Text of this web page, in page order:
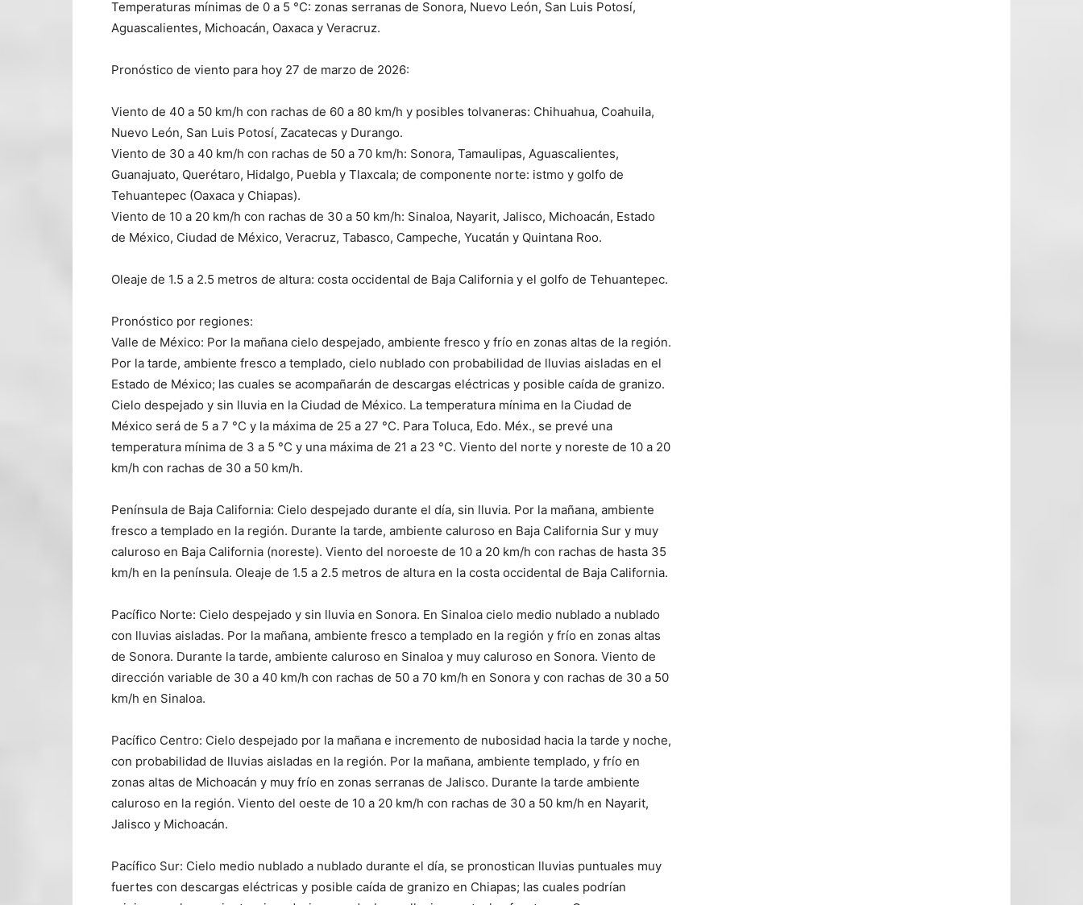
Temperaturas mínimas de 0 a 5 °C: zonas serranas de Sonora, Nuevo León, San Luis Potosí,
Aguascalientes, Michoacán, Oaxaca y Veracruz.
Pronóstico de viento para hoy 27 de marzo de 2026:
Viento de 40 a 50 km/h con rachas de 60 a 80 km/h y posibles tolvaneras: Chihuahua, Coahuila,
Nuevo León, San Luis Potosí, Zacatecas y Durango.
Viento de 30 a 40 km/h con rachas de 50 a 70 km/h: Sonora, Tamaulipas, Aguascalientes,
Guanajuato, Querétaro, Hidalgo, Puebla y Tlaxcala; de componente norte: istmo y golfo de
Tehuantepec (Oaxaca y Chiapas).
Viento de 10 a 20 km/h con rachas de 30 a 50 km/h: Sinaloa, Nayarit, Jalisco, Michoacán, Estado
de México, Ciudad de México, Veracruz, Tabasco, Campeche, Yucatán y Quintana Roo.
Oleaje de 1.5 a 2.5 metros de altura: costa occidental de Baja California y el golfo de Tehuantepec.
Pronóstico por regiones:
Valle de México: Por la mañana cielo despejado, ambiente fresco y frío en zonas altas de la región.
Por la tarde, ambiente fresco a templado, cielo nublado con probabilidad de lluvias aisladas en el
Estado de México; las cuales se acompañarán de descargas eléctricas y posible caída de granizo.
Cielo despejado y sin lluvia en la Ciudad de México. La temperatura mínima en la Ciudad de
México será de 5 a 7 °C y la máxima de 25 a 27 °C. Para Toluca, Edo. Méx., se prevé una
temperatura mínima de 3 a 5 °C y una máxima de 21 a 23 °C. Viento del norte y noreste de 10 a 20
km/h con rachas de 30 a 50 km/h.
Península de Baja California: Cielo despejado durante el día, sin lluvia. Por la mañana, ambiente
fresco a templado en la región. Durante la tarde, ambiente caluroso en Baja California Sur y muy
caluroso en Baja California (noreste). Viento del noroeste de 10 a 20 km/h con rachas de hasta 35
km/h en la península. Oleaje de 1.5 a 2.5 metros de altura en la costa occidental de Baja California.
Pacífico Norte: Cielo despejado y sin lluvia en Sonora. En Sinaloa cielo medio nublado a nublado
con lluvias aisladas. Por la mañana, ambiente fresco a templado en la región y frío en zonas altas
de Sonora. Durante la tarde, ambiente caluroso en Sinaloa y muy caluroso en Sonora. Viento de
dirección variable de 30 a 40 km/h con rachas de 50 a 70 km/h en Sonora y con rachas de 30 a 50
km/h en Sinaloa.
Pacífico Centro: Cielo despejado por la mañana e incremento de nubosidad hacia la tarde y noche,
con probabilidad de lluvias aisladas en la región. Por la mañana, ambiente templado, y frío en
zonas altas de Michoacán y muy frío en zonas serranas de Jalisco. Durante la tarde ambiente
caluroso en la región. Viento del oeste de 10 a 20 km/h con rachas de 30 a 50 km/h en Nayarit,
Jalisco y Michoacán.
Pacífico Sur: Cielo medio nublado a nublado durante el día, se pronostican lluvias puntuales muy
fuertes con descargas eléctricas y posible caída de granizo en Chiapas; las cuales podrían